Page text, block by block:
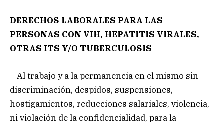
DERECHOS LABORALES PARA LAS
PERSONAS CON VIH, HEPATITIS VIRALES,
OTRAS ITS Y/O TUBERCULOSIS
– Al trabajo y a la permanencia en el mismo sin
discriminación, despidos, suspensiones,
hostigamientos, reducciones salariales, violencia,
ni violación de la confidencialidad, para la